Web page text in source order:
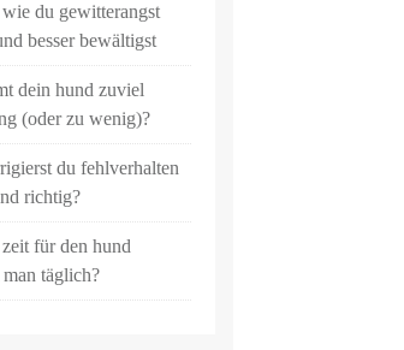
du gewitterangst
besser bewältigst
dein hund zuviel
(oder zu wenig)?
du fehlverhalten
richtig?
für den hund
täglich?